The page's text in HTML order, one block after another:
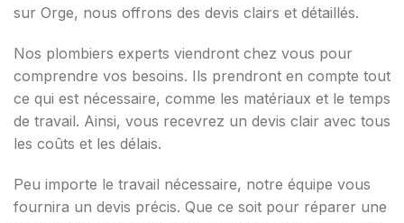
sur Orge, nous offrons des devis clairs et détaillés.
Nos plombiers experts viendront chez vous pour
comprendre vos besoins. Ils prendront en compte tout
ce qui est nécessaire, comme les matériaux et le temps
de travail. Ainsi, vous recevrez un devis clair avec tous
les coûts et les délais.
Peu importe le travail nécessaire, notre équipe vous
fournira un devis précis. Que ce soit pour réparer une